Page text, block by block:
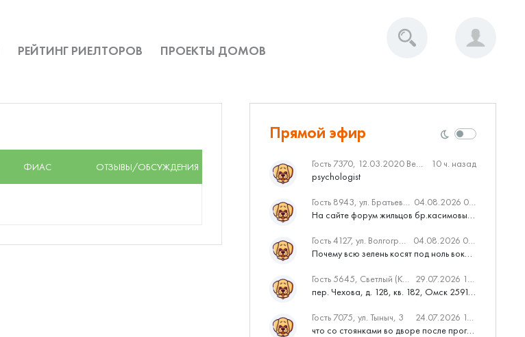
РЕЙТИНГ РИЕЛТОРОВ ПРОЕКТЫ ДОМОВ
ФИАС ОТЗЫВЫ/ОБСУЖДЕНИЯ
Прямой эфир
Гость 7370, 12.03.2020 Вебинар от Нмаркет.ПРО: «Актуальное об ипотеке: что нужно знать»
10 ч. назад
psychologist
Гость 8943, ул. Братьев Касимовых, 62 04.08.2026 08:34
На сайте форум жильцов бр.касимовых 62у дома растут красивые...
Гость 4127, ул. Волгоградская, 41 04.08.2026 04:46
Почему всю зелень косят под ноль вокруг дома,в полисадниках....
Гость 5645, Светлый (Куюки) 29.07.2026 10:31
пер. Чехова, д. 128, кв. 182, Омск 259145
Гость 7075, ул. Тыныч, 3 24.07.2026 14:01
что со стоянками во дворе после программы наш двор